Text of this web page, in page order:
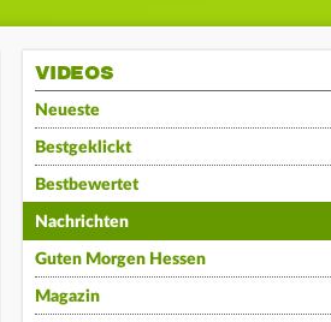
VIDEOS
Neueste
Bestgeklickt
Bestbewertet
Nachrichten
Guten Morgen Hessen
Magazin